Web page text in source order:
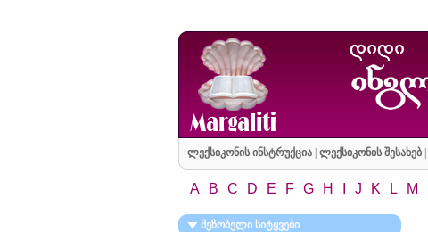
ლექსიკონის ინსტრუქცია| ლექსიკონის შესახებ|
A B C D E F G H J K L M
მეზობელი სიტყვები